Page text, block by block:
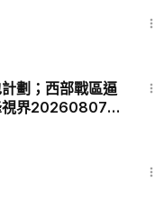
劃；西部戰區逼
視界20260807第